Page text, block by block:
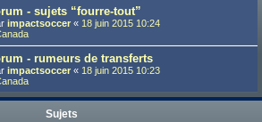
- sujets “fourre-tout”
impactsoccer « 18 juin 2015 10:24
- rumeurs de transferts
impactsoccer « 18 juin 2015 10:23
Sujets